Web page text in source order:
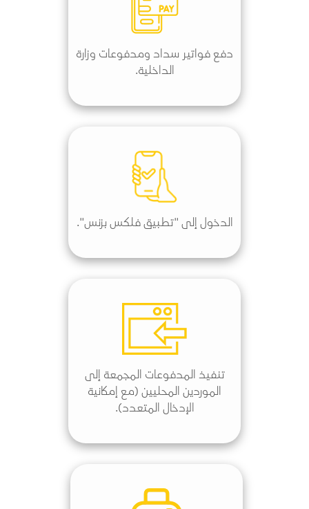
دفع فواتير سداد ومدفوعات وزارة
الداخلية.
الدخول إلى "تطبيق فلكس بزنس".
تنفيذ المدفوعات المجمعة إلى
الموردين المحليين (مع إمكانية
الإدخال المتعدد).